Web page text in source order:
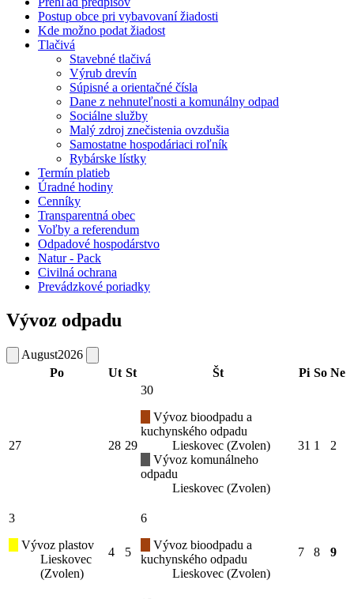
Postup obce pri vybavovaní žiadosti
Kde možno podat žiadost
Tlačivá
Stavebné tlačivá
Výrub drevín
Súpisné a orientačné čísla
Dane z nehnuteľnosti a komunálny odpad
Sociálne služby
Malý zdroj znečistenia ovzdušia
Samostatne hospodáriaci roľník
Rybárske lístky
Termín platieb
Úradné hodiny
Cenníky
Transparentná obec
Voľby a referendum
Odpadové hospodárstvo
Natur - Pack
Civilná ochrana
Prevádzkové poriadky
Vývoz odpadu
August2026
Po
Ut St Št Pi So Ne
27 28 29
30
Vývoz bioodpadu a
kuchynského odpadu
Lieskovec (Zvolen)
Vývoz komunálneho
odpadu
Lieskovec (Zvolen)
31 1 2
3
Vývoz plastov
Lieskovec
(Zvolen)
4 5
6
Vývoz bioodpadu a
kuchynského odpadu
Lieskovec (Zvolen)
7 8 9